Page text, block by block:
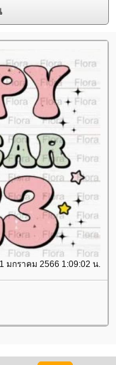
1 มกราคม 2566 1:09:02 น.